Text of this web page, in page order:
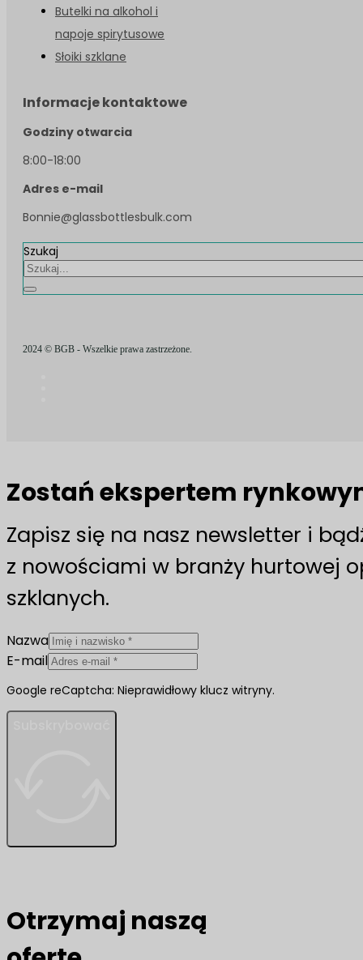
Butelki na alkohol i
napoje spirytusowe
Słoiki szklane
Informacje kontaktowe
Godziny otwarcia
8:00-18:00
Adres e-mail
Bonnie@glassbottlesbulk.com
Szukaj
2024 © BGB - Wszelkie prawa zastrzeżone.
Zostań ekspertem
Zapisz się na nasz newsletter i
z nowościami w branży hurtowej
szklanych.
Nazwa
E-mail
Google reCaptcha: Nieprawidłowy klucz witryny.
Otrzymaj naszą